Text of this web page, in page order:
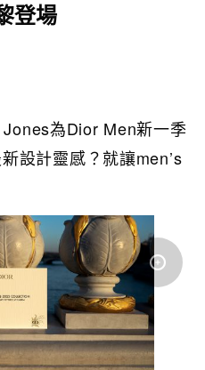
登場
為Dior Men新一季
設計靈感？就讓men’s